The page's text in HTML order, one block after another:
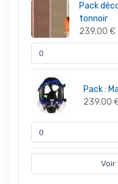
Pack
tonnoir
239.00 €
Pack :
239.00
Voir